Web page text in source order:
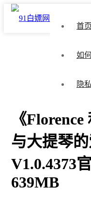
首页
如
隐
《
与大提琴的
V1.0.4373
639MB